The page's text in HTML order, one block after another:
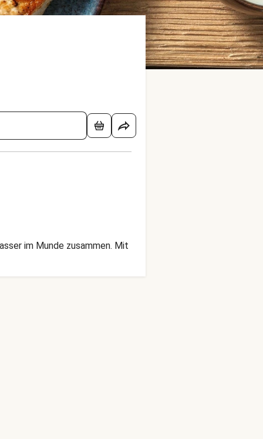
im Munde zusammen. Mit